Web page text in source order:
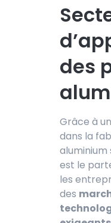
des
Grâce à
dans la
aluminium
est le
les
des